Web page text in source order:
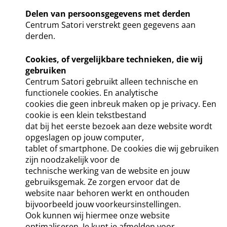
Delen van persoonsgegevens met derden
Centrum Satori verstrekt geen gegevens aan
derden.
Cookies, of vergelijkbare technieken, die wij
gebruiken
Centrum Satori gebruikt alleen technische en
functionele cookies. En analytische
cookies die geen inbreuk maken op je privacy. Een
cookie is een klein tekstbestand
dat bij het eerste bezoek aan deze website wordt
opgeslagen op jouw computer,
tablet of smartphone. De cookies die wij gebruiken
zijn noodzakelijk voor de
technische werking van de website en jouw
gebruiksgemak. Ze zorgen ervoor dat de
website naar behoren werkt en onthouden
bijvoorbeeld jouw voorkeursinstellingen.
Ook kunnen wij hiermee onze website